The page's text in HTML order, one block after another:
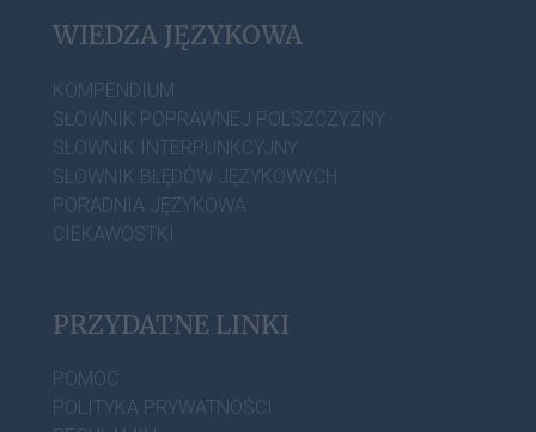
WIEDZA JĘZYKOWA
KOMPENDIUM
SŁOWNIK POPRAWNEJ POLSZCZYZNY
SŁOWNIK INTERPUNKCYJNY
SŁOWNIK BŁĘDÓW JĘZYKOWYCH
PORADNIA JĘZYKOWA
CIEKAWOSTKI
PRZYDATNE LINKI
POMOC
POLITYKA PRYWATNOŚCI